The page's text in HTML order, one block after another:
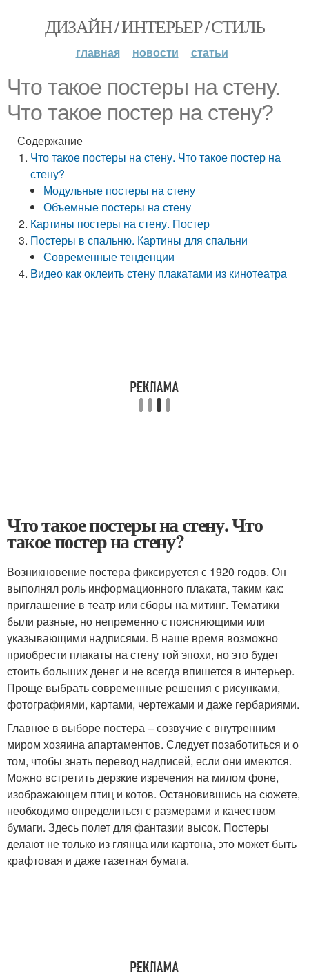
ДИЗАЙН / ИНТЕРЬЕР / СТИЛЬ
главная новости статьи
Что такое постеры на стену.
Что такое постер на стену?
Содержание
Что такое постеры на стену. Что такое постер на
стену?
Модульные постеры на стену
Объемные постеры на стену
Картины постеры на стену. Постер
Постеры в спальню. Картины для спальни
Современные тенденции
Видео как оклеить стену плакатами из кинотеатра
Что такое постеры на стену. Что
такое постер на стену?
Возникновение постера фиксируется с 1920 годов. Он
выполнял роль информационного плаката, таким как:
приглашение в театр или сборы на митинг. Тематики
были разные, но непременно с поясняющими или
указывающими надписями. В наше время возможно
приобрести плакаты на стену той эпохи, но это будет
стоить больших денег и не всегда впишется в интерьер.
Проще выбрать современные решения с рисунками,
фотографиями, картами, чертежами и даже гербариями.
Главное в выборе постера – созвучие с внутренним
миром хозяина апартаментов. Следует позаботиться и о
том, чтобы знать перевод надписей, если они имеются.
Можно встретить дерзкие изречения на милом фоне,
изображающем птиц и котов. Остановившись на сюжете,
необходимо определиться с размерами и качеством
бумаги. Здесь полет для фантазии высок. Постеры
делают не только из глянца или картона, это может быть
крафтовая и даже газетная бумага.